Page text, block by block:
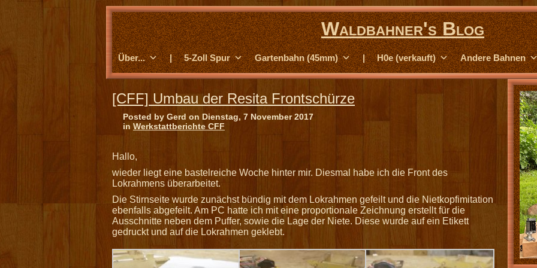
Waldbahner's Blog
Über... | 5-Zoll Spur Gartenbahn (45mm) | H0e (verkauft) Andere Bahnen
[CFF] Umbau der Resita Frontschürze
Posted by Gerd on Dienstag, 7 November 2017
in Werkstattberichte CFF
Hallo,
wieder liegt eine bastelreiche Woche hinter mir. Diesmal habe ich die Front des
Lokrahmens überarbeitet.
Die Stirnseite wurde zunächst bündig mit dem Lokrahmen gefeilt und die Nietkopfimitation
ebenfalls abgefeilt. Am PC hatte ich mit eine proportionale Zeichnung erstellt für die
Ausschnitte neben dem Puffer, sowie die Lage der Niete. Diese wurde auf ein Etikett
gedruckt und auf die Lokrahmen geklebt.